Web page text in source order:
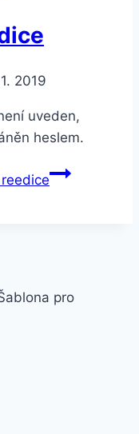
2019
uveden,
heslem.
pro